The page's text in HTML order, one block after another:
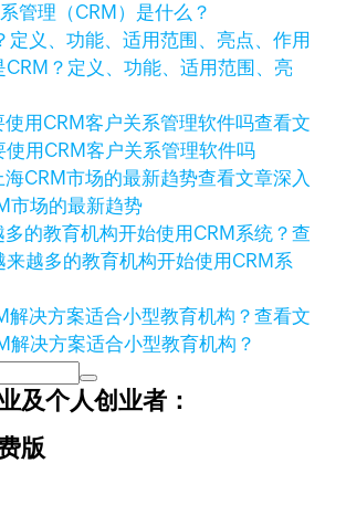
管理（CRM）是什么？
CRM？定义、功能、适用范围、亮
查看文
使用CRM客户关系管理软件吗
查看文章深入
市场的最新趋势
查
来越多的教育机构开始使用CRM系
查看文
解决方案适合小型教育机构？
及个人创业者：
版